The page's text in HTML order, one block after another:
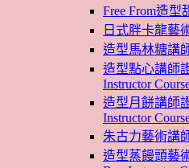
Free From造
日式胖卡龍藝
造型馬林糖講
造型點心講師
Instructor
造型月餅講師
Instructor
朱古力藝術講
造型蒸饅頭藝